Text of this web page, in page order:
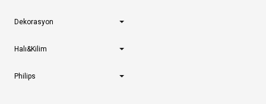
Dekorasyon
Halı&Kilim
Philips